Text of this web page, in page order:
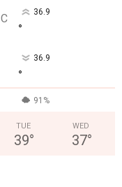
C 36.9
°
36.9
°
91%
TUE
39°
WED
37°